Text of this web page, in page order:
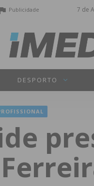
7 de
Publicidade
DESPORTO